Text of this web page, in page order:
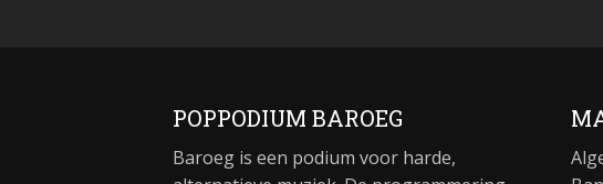
POPPODIUM BAROEG
Baroeg is een podium voor harde,